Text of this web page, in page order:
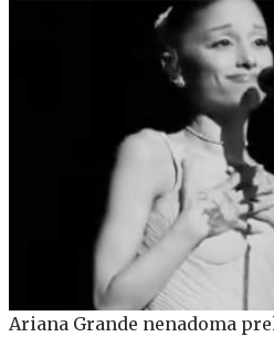
Ariana Grande nenadoma